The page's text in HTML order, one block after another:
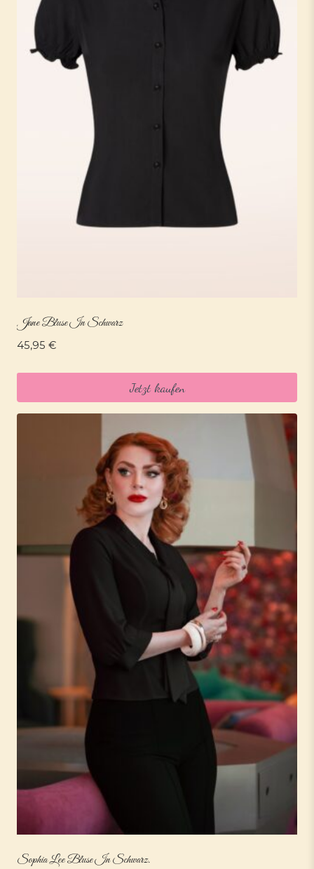
Jane Bluse In Schwarz
45,95 €
Jetzt kaufen
Sophia Lee Bluse In Schwarz.